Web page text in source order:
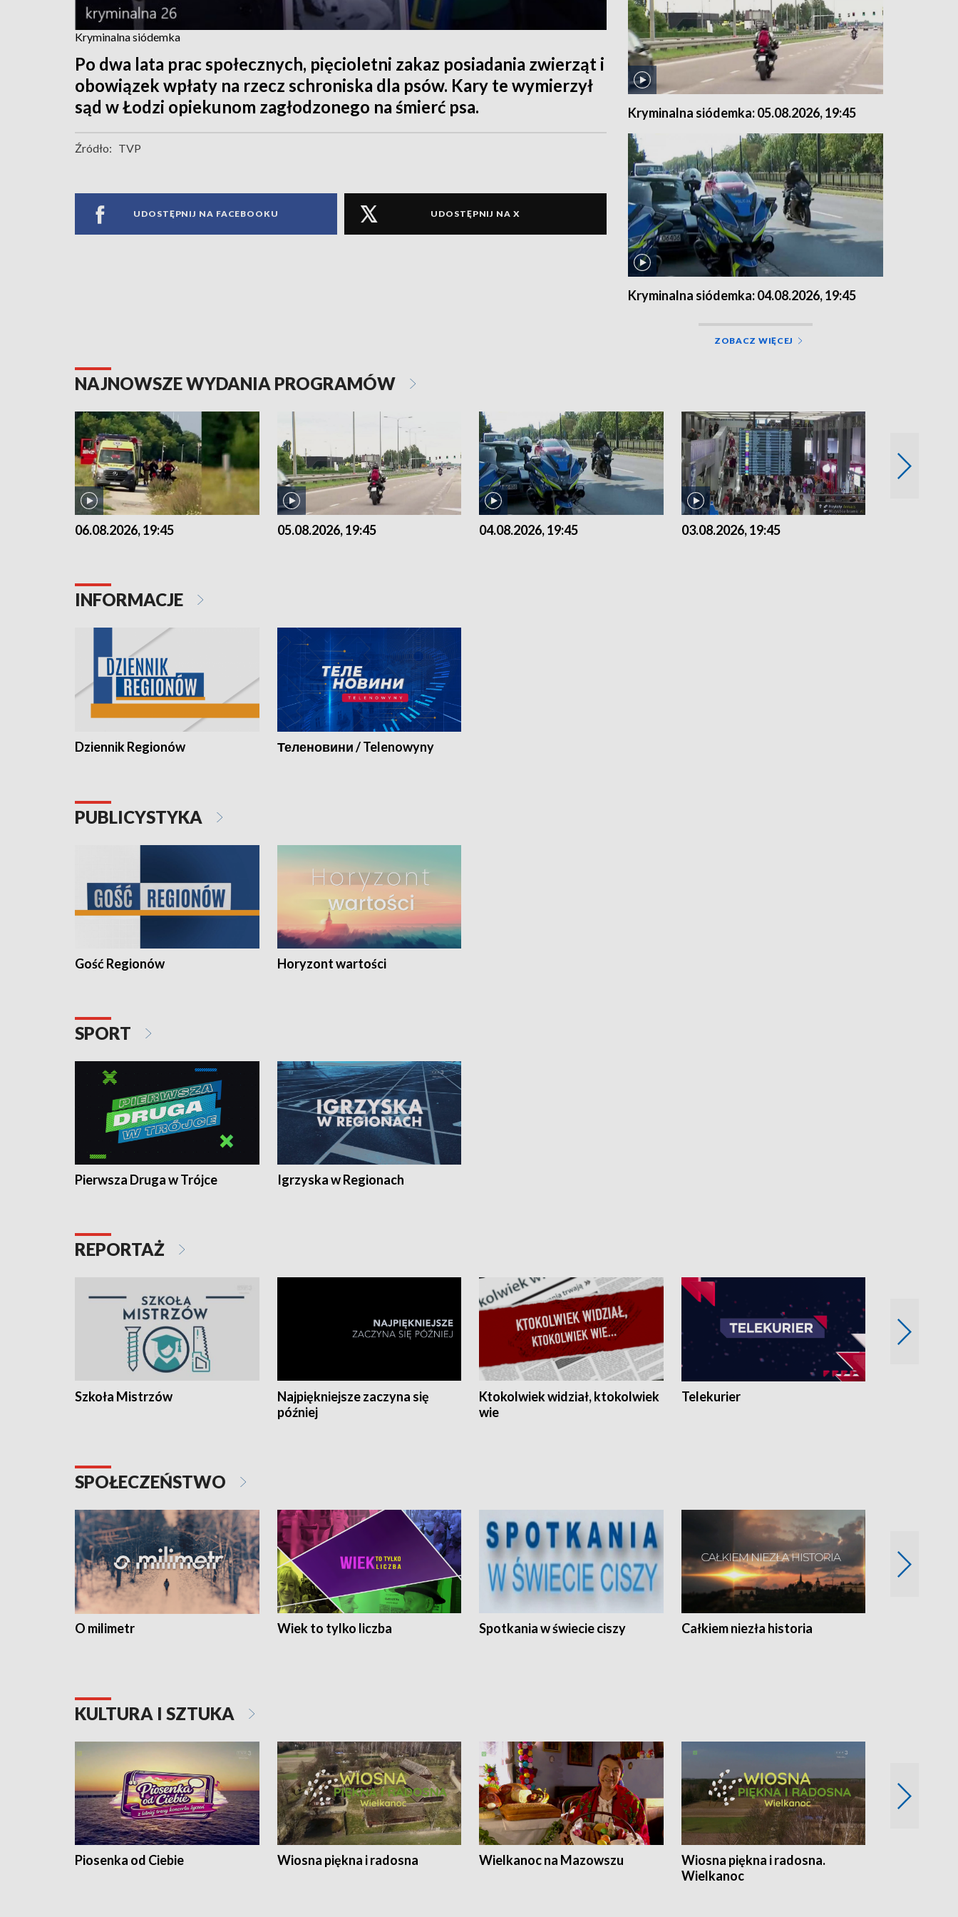
Kryminalna siódemka
Po dwa lata prac społecznych, pięcioletni zakaz posiadania zwierząt i
obowiązek wpłaty na rzecz schroniska dla psów. Kary te wymierzył
sąd w Łodzi opiekunom zagłodzonego na śmierć psa.
Źródło: TVP
UDOSTĘPNIJ NA FACEBOOKU UDOSTĘPNIJ NA X
Kryminalna siódemka: 05.08.2026, 19:45
Kryminalna siódemka: 04.08.2026, 19:45
ZOBACZ WIĘCEJ
NAJNOWSZE WYDANIA PROGRAMÓW
06.08.2026, 19:45 05.08.2026, 19:45 04.08.2026, 19:45 03.08.2026, 19:45
INFORMACJE
Dziennik Regionów Теленовини / Telenowyny
PUBLICYSTYKA
Gość Regionów Horyzont wartości
SPORT
Pierwsza Druga w Trójce Igrzyska w Regionach
REPORTAŻ
Szkoła Mistrzów
Najpiękniejsze zaczyna się
później
Ktokolwiek widział, ktokolwiek
wie
Telekurier
SPOŁECZEŃSTWO
O milimetr Wiek to tylko liczba Spotkania w świecie ciszy Całkiem niezła historia
KULTURA I SZTUKA
Piosenka od Ciebie Wiosna piękna i radosna Wielkanoc na Mazowszu
Wiosna piękna i radosna.
Wielkanoc